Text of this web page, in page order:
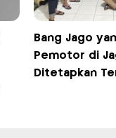
Bang Jago
Pemotor di
Ditetapkan